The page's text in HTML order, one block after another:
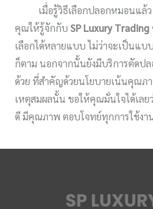
เมื่อรู้วิธีเลือกปลอกหมอนแล้
คุณให้รู้จักกับ SP Luxury Trading
เลือกได้หลายแบบ ไม่ว่าจะเป็นแ
ก็ตาม นอกจากนั้นยังมีบริการตัดป
ด้วย ที่สำคัญด้วยนโยบายเน้นคุณภ
เหตุสมผลนั้น ขอให้คุณมั่นใจได้เล
ดี มีคุณภาพ ตอบโจทย์ทุกการใช้ง